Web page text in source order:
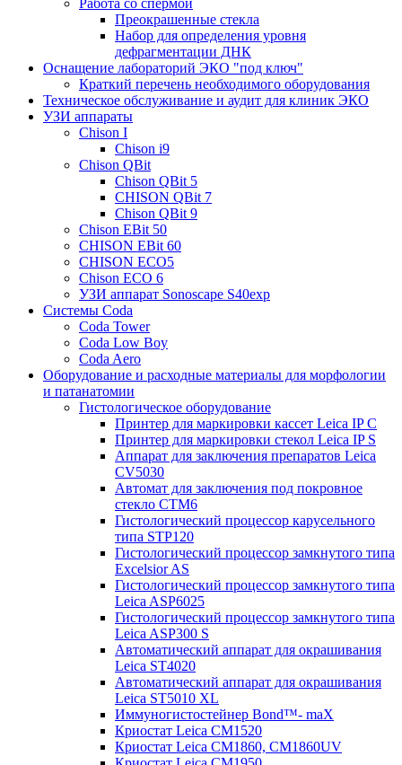
Работа со спермой
Преокрашенные стекла
Набор для определения уровня
дефрагментации ДНК
Оснащение лабораторий ЭКО "под ключ"
Краткий перечень необходимого оборудования
Техническое обслуживание и аудит для клиник ЭКО
УЗИ аппараты
Chison I
Chison i9
Chison QBit
Chison QBit 5
CHISON QBit 7
Chison QBit 9
Chison EBit 50
CHISON EBit 60
CHISON ECO5
Chison ECO 6
УЗИ аппарат Sonoscape S40exp
Системы Coda
Coda Tower
Coda Low Boy
Coda Aero
Оборудование и расходные материалы для морфологии
и патанатомии
Гистологическое оборудование
Принтер для маркировки кассет Leica IP C
Принтер для маркировки стекол Leica IP S
Аппарат для заключения препаратов Leica
CV5030
Автомат для заключения под покровное
стекло CTM6
Гистологический процессор карусельного
типа STP120
Гистологический процессор замкнутого типа
Excelsior AS
Гистологический процессор замкнутого типа
Leica ASP6025
Гистологический процессор замкнутого типа
Leica ASP300 S
Автоматический аппарат для окрашивания
Leica ST4020
Автоматический аппарат для окрашивания
Leica ST5010 XL
Иммуногистостейнер Bond™- maX
Криостат Leica CM1520
Криостат Leica CM1860, CM1860UV